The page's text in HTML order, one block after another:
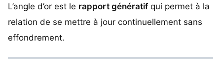
L’angle d’or est le rapport génératifqui permet à la
relation de se mettre à jour continuellement sans
effondrement.